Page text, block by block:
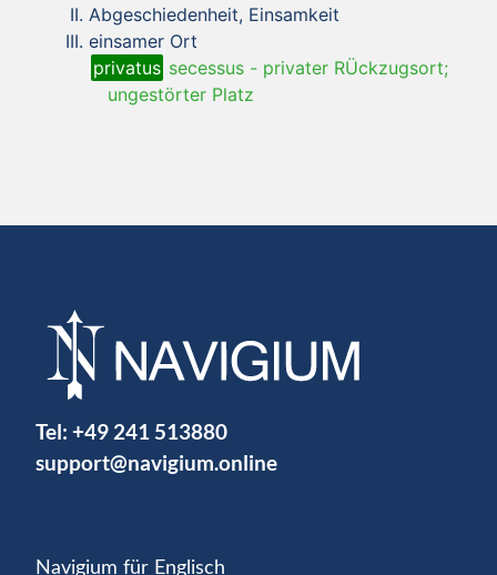
Abgeschiedenheit, Einsamkeit
einsamer Ort
privatus secessus - privater RÜckzugsort;
ungestörter Platz
Tel: +49 241 513880
support@navigium.online
Navigium für Englisch